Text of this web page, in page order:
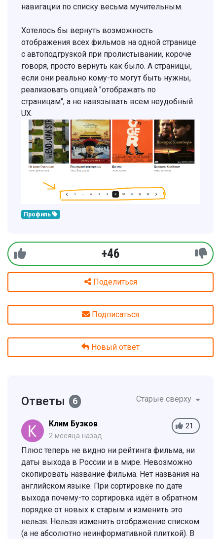
навигации по списку весьма мучительным.
Хотелось бы вернуть возможность
отображения всех фильмов на одной странице
с автоподгрузкой при пролистывании, короче
говоря, просто вернуть как было. А страницы,
если они реально кому-то могут быть нужны,
реализовать опцией "отображать по
страницам", а не навязывать всем неудобный
UX.
Профиль
+46
Поделиться
Подписаться
Новый ответ
Ответы 6 Старые сверху
21
Клим Бузков
2 месяца назад
Плюс теперь не видно ни рейтинга фильма, ни
даты выхода в России и в мире. Невозможно
скопировать название фильма. Нет названия на
английском языке. При сортировке по дате
выхода почему-то сортировка идёт в обратном
порядке от новых к старым и изменить это
нельзя. Нельзя изменить отображение списком
(а не абсолютно неинформативной плиткой). В